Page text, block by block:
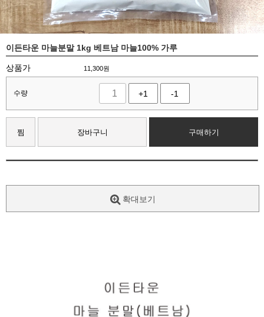
이든타운 마늘분말 1kg 베트남 마늘100% 가루
상품가 11,300원
수량 +1 -1
찜 장바구니 구매하기
확대보기